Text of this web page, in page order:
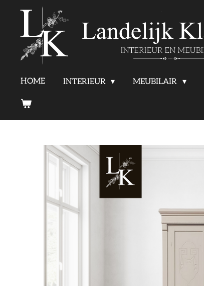
direct
naar
hoofdinhoud
HOME INTERIEUR MEUBILAIR